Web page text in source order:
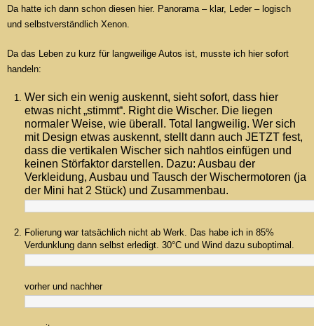
Da hatte ich dann schon diesen hier. Panorama – klar, Leder – logisch
und selbstverständlich Xenon.
Da das Leben zu kurz für langweilige Autos ist, musste ich hier sofort
handeln:
Wer sich ein wenig auskennt, sieht sofort, dass hier
etwas nicht „stimmt“. Right die Wischer. Die liegen
normaler Weise, wie überall. Total langweilig. Wer sich
mit Design etwas auskennt, stellt dann auch JETZT fest,
dass die vertikalen Wischer sich nahtlos einfügen und
keinen Störfaktor darstellen. Dazu: Ausbau der
Verkleidung, Ausbau und Tausch der Wischermotoren (ja
der Mini hat 2 Stück) und Zusammenbau.
Folierung war tatsächlich nicht ab Werk. Das habe ich in 85%
Verdunklung dann selbst erledigt. 30°C und Wind dazu suboptimal.
vorher und nachher